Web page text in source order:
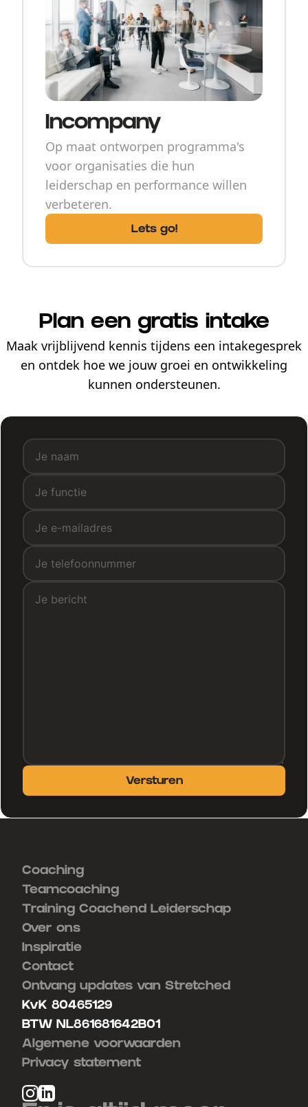
Incompany
Op maat ontworpen programma's
voor organisaties die hun
leiderschap en performance willen
verbeteren.
Lets go!
Plan een gratis intake
Maak vrijblijvend kennis tijdens een intakegesprek
en ontdek hoe we jouw groei en ontwikkeling
kunnen ondersteunen.
Versturen
Coaching
Teamcoaching
Training Coachend Leiderschap
Over ons
Inspiratie
Contact
Ontvang updates van Stretched
KvK 80465129
BTW NL861681642B01
Algemene voorwaarden
Privacy statement